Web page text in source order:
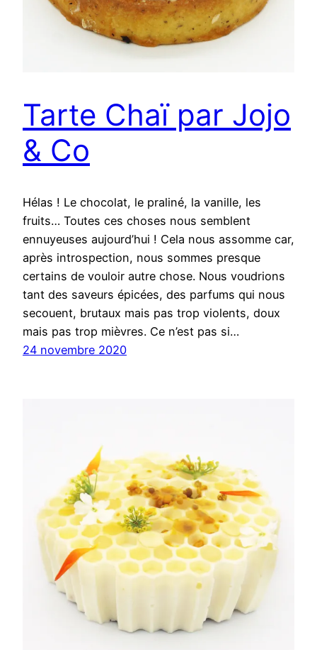
Tarte Chaï par Jojo
& Co
Hélas ! Le chocolat, le praliné, la vanille, les
fruits… Toutes ces choses nous semblent
ennuyeuses aujourd’hui ! Cela nous assomme car,
après introspection, nous sommes presque
certains de vouloir autre chose. Nous voudrions
tant des saveurs épicées, des parfums qui nous
secouent, brutaux mais pas trop violents, doux
mais pas trop mièvres. Ce n’est pas si…
24 novembre 2020